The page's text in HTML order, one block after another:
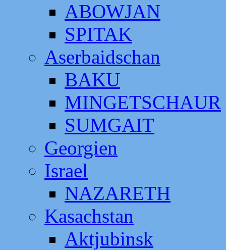
ABOWJAN
SPITAK
Aserbaidschan
BAKU
MINGETSCHAUR
SUMGAIT
Georgien
Israel
NAZARETH
Kasachstan
Aktjubinsk